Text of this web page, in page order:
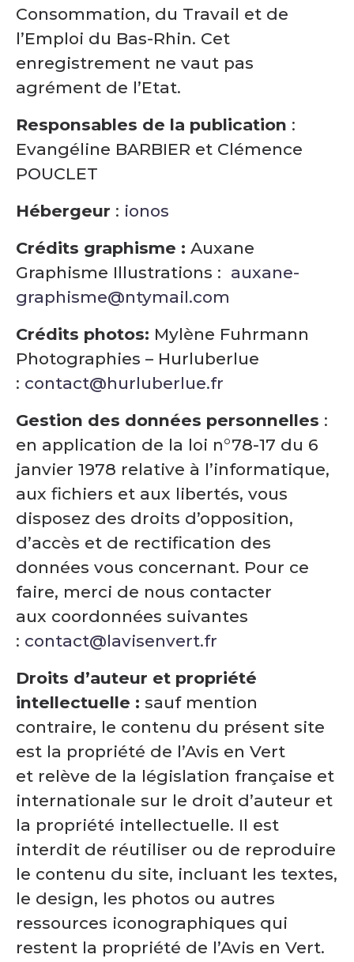
Consommation, du Travail et de
l’Emploi du Bas-Rhin. Cet
enregistrement ne vaut pas
agrément de l’Etat.
Responsables de la publication :
Evangéline BARBIER et Clémence
POUCLET
Hébergeur : ionos
Crédits graphisme : Auxane
Graphisme Illustrations : auxane-
graphisme@ntymail.com
Crédits photos: Mylène Fuhrmann
Photographies – Hurluberlue
: contact@hurluberlue.fr
Gestion des données personnelles :
en application de la loi n°78-17 du 6
janvier 1978 relative à l’informatique,
aux fichiers et aux libertés, vous
disposez des droits d’opposition,
d’accès et de rectification des
données vous concernant. Pour ce
faire, merci de nous contacter
aux coordonnées suivantes
: contact@lavisenvert.fr
Droits d’auteur et propriété
intellectuelle : sauf mention
contraire, le contenu du présent site
est la propriété de l’Avis en Vert
et relève de la législation française et
internationale sur le droit d’auteur et
la propriété intellectuelle. Il est
interdit de réutiliser ou de reproduire
le contenu du site, incluant les textes,
le design, les photos ou autres
ressources iconographiques qui
restent la propriété de l’Avis en Vert.